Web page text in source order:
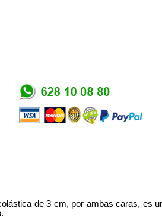
de 3 cm, por ambas caras, es